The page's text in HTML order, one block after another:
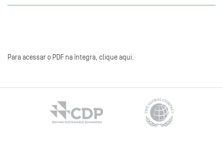
Para acessar o PDF na íntegra, clique aqui.